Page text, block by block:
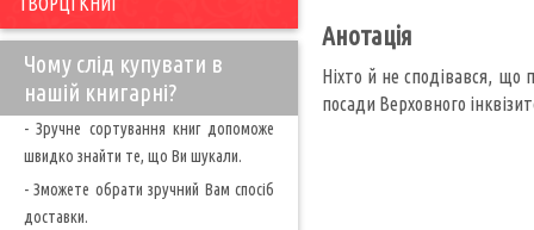
Анотація
Ніхто й не сподівався, що
посади Верховного
Чому слід купувати в
нашій книгарні?
- Зручне сортування книг допоможе
швидко знайти те, що Ви шукали.
- Зможете обрати зручний Вам спосіб
доставки.